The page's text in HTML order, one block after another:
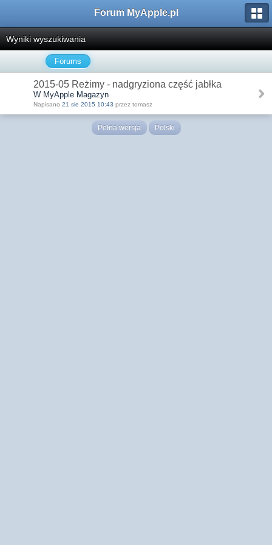
Forum MyApple.pl
Wyniki wyszukiwania
Forums
2015-05 Reżimy - nadgryziona część jabłka
W MyApple Magazyn
Napisano 21 sie 2015 10:43 przez tomasz
Pełna wersja Polski